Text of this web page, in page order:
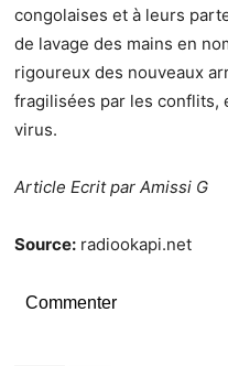
congolaises et à leurs
de lavage des mains en
rigoureux des nouveaux
fragilisées par les conflits,
virus.
Article Ecrit par Amissi G
Source: radiookapi.net
Commenter